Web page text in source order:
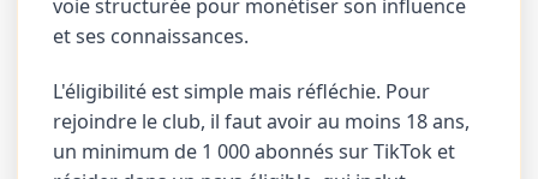
voie structurée pour monétiser son influence
et ses connaissances.
L'éligibilité est simple mais réfléchie. Pour
rejoindre le club, il faut avoir au moins 18 ans,
un minimum de 1 000 abonnés sur TikTok et